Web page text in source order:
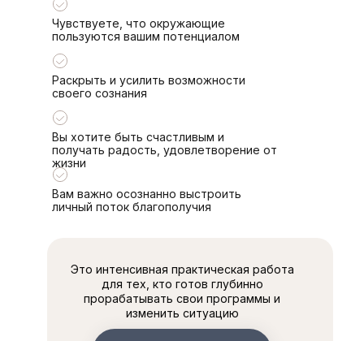
Вам важно осознанно выстроить
личный поток благополучия
Чувствуете, что окружающие
пользуются вашим потенциалом
Вы хотите быть счастливым и
получать радость, удовлетворение от
жизни
Раскрыть и усилить возможности
своего сознания
Это интенсивная практическая работа
для тех, кто готов глубинно
прорабатывать свои программы и
изменить ситуацию